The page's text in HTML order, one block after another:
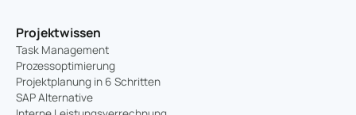
Projektwissen
Task Management
Prozessoptimierung
Projektplanung in 6 Schritten
SAP Alternative